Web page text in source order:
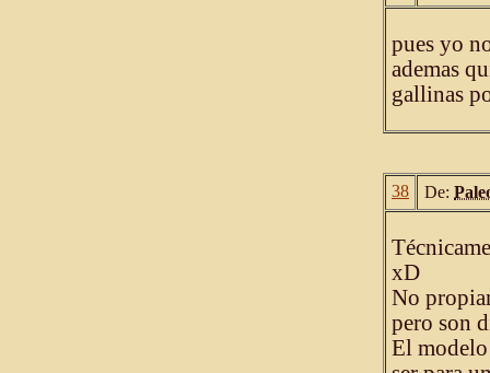
pues yo
ademas
gallinas
38 De:
xD
No
pero son
El modelo